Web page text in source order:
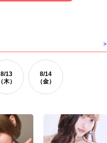
>
8/13
（木）
8/14
（金）